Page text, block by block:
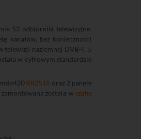
53 odbiorniki telewizyjne.
kanałów, bez konieczności
telewizji naziemnej DVB-T, 5
w cyfrowym standardzie
R82518 oraz 2 panele
została w szafie